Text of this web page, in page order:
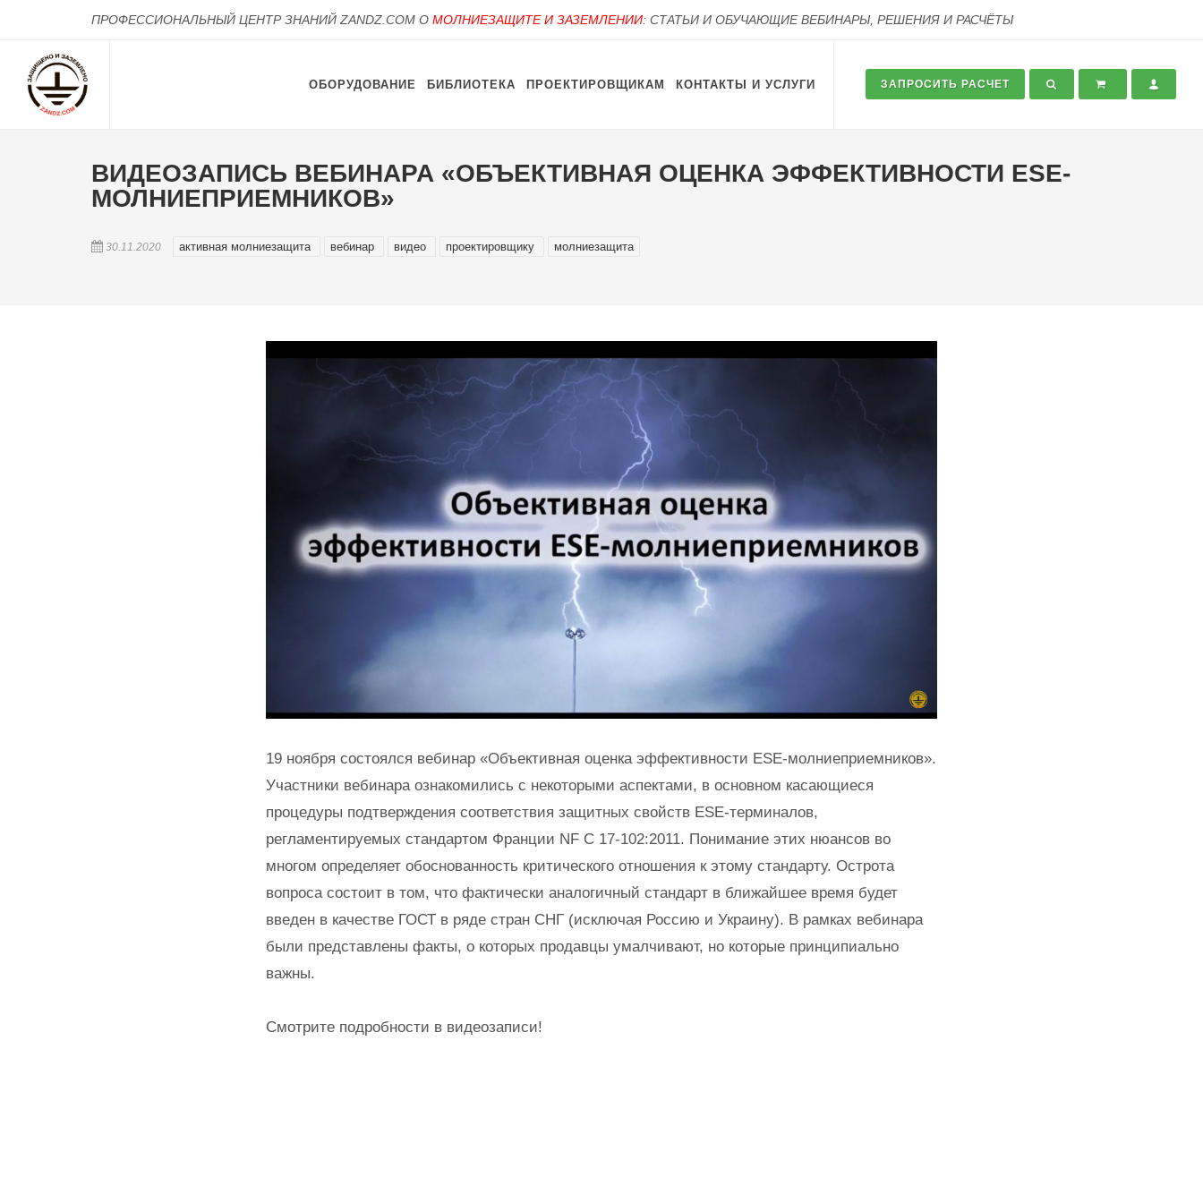
ПРОФЕССИОНАЛЬНЫЙ ЦЕНТР ЗНАНИЙ ZANDZ.COM О МОЛНИЕЗАЩИТЕ И ЗАЗЕМЛЕНИИ: СТАТЬИ И ОБУЧАЮЩИЕ ВЕБИНАРЫ, РЕШЕНИЯ И РАСЧЁТЫ
ОБОРУДОВАНИЕ БИБЛИОТЕКА ПРОЕКТИРОВЩИКАМ КОНТАКТЫ И УСЛУГИ ЗАПРОСИТЬ РАСЧЕТ
ВИДЕОЗАПИСЬ ВЕБИНАРА «ОБЪЕКТИВНАЯ ОЦЕНКА ЭФФЕКТИВНОСТИ ESE-
МОЛНИЕПРИЕМНИКОВ»
30.11.2020 активная молниезащита вебинар видео проектировщику молниезащита
19 ноября состоялся вебинар «Объективная оценка эффективности ESE-молниеприемников».
Участники вебинара ознакомились с некоторыми аспектами, в основном касающиеся
процедуры подтверждения соответствия защитных свойств ESE-терминалов,
регламентируемых стандартом Франции NF C 17-102:2011. Понимание этих нюансов во
многом определяет обоснованность критического отношения к этому стандарту. Острота
вопроса состоит в том, что фактически аналогичный стандарт в ближайшее время будет
введен в качестве ГОСТ в ряде стран СНГ (исключая Россию и Украину). В рамках вебинара
были представлены факты, о которых продавцы умалчивают, но которые принципиально
важны.
Смотрите подробности в видеозаписи!